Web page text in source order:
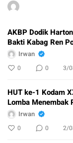
AKBP Dodik
Bakti Kabag Ren
Irwan
0 0 3/
HUT ke-1 Kodam
Lomba Menembak
Irwan
0 0 2/